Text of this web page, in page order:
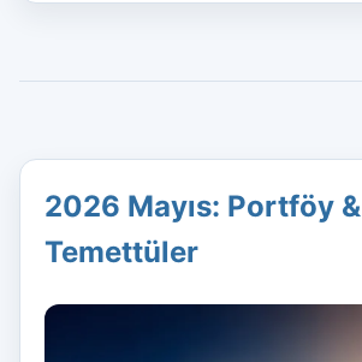
2026 Mayıs: Portföy &
Temettüler